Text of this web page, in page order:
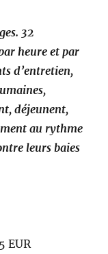
32
heure et par
d’entretien,
déjeunent,
au rythme
leurs baies
EUR